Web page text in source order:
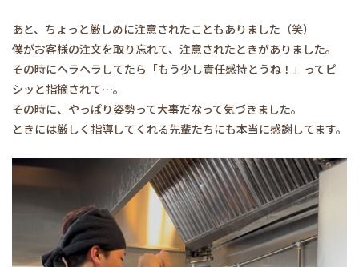
あと、ちょっと厳しめに注意されたこともありました（笑）
僕がお客様の注文を取り忘れて、注意されたときがありました。
その時にヘラヘラしてたら「もう少し責任感持とうね！」ってピ
シッと指摘されて…。
その時に、やっぱり姿勢って大事だなって気づきました。
ときには厳しく指導してくれる先輩たちにも本当に感謝してます。